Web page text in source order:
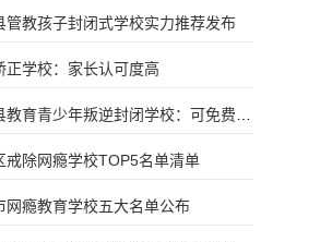
管教孩子封闭式学校实力推荐发布
正学校：家长认可度高
育青少年叛逆封闭学校：可免费到
戒除网瘾学校TOP5名单清单
网瘾教育学校五大名单公布